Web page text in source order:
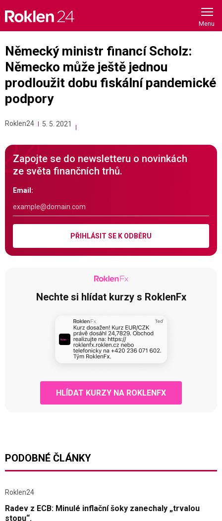
content
Německý ministr financí Scholz:
Německo může ještě jednou
prodloužit dobu fiskální pandemické
podpory
Roklen24 5. 5. 2021
Zapojte se do newsletteru o novinkách
ze světa finančních trhů.
Email:
PŘIHLÁSIT SE K ODBĚRU
Nechte si hlídat kurzy s RoklenFx
HLÍDAT KURZY NA ROKLENFX
PODOBNÉ ČLÁNKY
Roklen24
Radev z ECB: Minulé inflační šoky zanechaly „trvalou
stopu“.